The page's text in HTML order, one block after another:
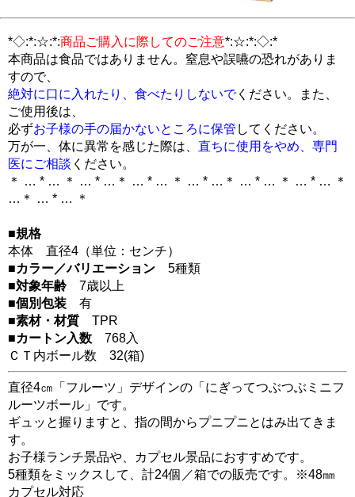
*◇:*:☆:*:商品ご購入に際してのご注意*:☆:*:◇:*
本商品は食品ではありません。窒息や誤嚥の恐れがありま
すので、
絶対に口に入れたり、食べたりしないでください。また、
ご使用後は、
必ずお子様の手の届かないところに保管 してください。
万が一、体に異常を感じた際は、 直ちに使用をやめ、専門
医にご相談 ください。
＊ … * … ＊ … * …＊ … * … ＊ … * …＊ … * … ＊ … * … ＊
…＊ … * … ＊
■規格
本体 直径4（単位：センチ）
■カラー／バリエーション 5種類
■対象年齢 7歳以上
■個別包装 有
■素材・材質 TPR
■カートン入数 768入
ＣＴ内ボール数 32(箱)
直径4㎝「フルーツ」デザインの「にぎってつぶつぶミニフ
ルーツボール」です。
ギュッと握りますと、指の間からプニプニとはみ出てきま
す。
お子様ランチ景品や、カプセル景品におすすめです。
5種類をミックスして、計24個／箱での販売です。※48㎜
カプセル対応